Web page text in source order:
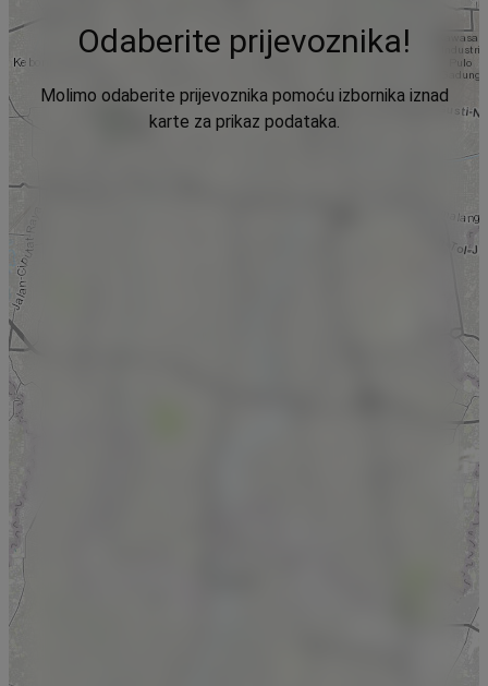
Odaberite prijevoznika!
Molimo odaberite prijevoznika pomoću izbornika iznad
karte za prikaz podataka.